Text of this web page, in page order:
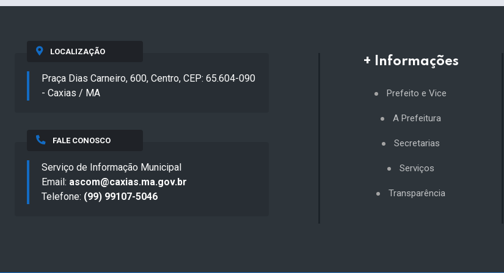
LOCALIZAÇÃO
Praça Dias Carneiro, 600, Centro, CEP: 65.604-090
- Caxias / MA
FALE CONOSCO
Serviço de Informação Municipal
Email: ascom@caxias.ma.gov.br
Telefone: (99) 99107-5046
+ Informações
Prefeito e Vice
A Prefeitura
Secretarias
Serviços
Transparência